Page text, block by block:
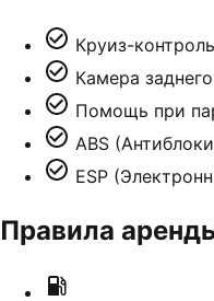
Круиз-контроль
Камера
Помощь при
ABS
ESP
Правила